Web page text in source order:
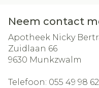
Neem contact
Apotheek Nicky
Zuidlaan 66
9630 Munkzwalm
Telefoon: 055 49 98 62